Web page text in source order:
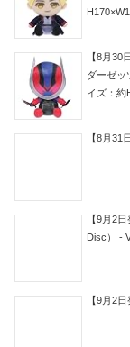
【8月30
ダーゼッ
イズ：約
【8月31
【9月2
Disc） -
【9月2